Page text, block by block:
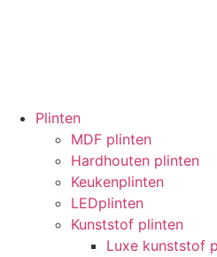
Plinten
MDF plinten
Hardhouten plinten
Keukenplinten
LEDplinten
Kunststof plinten
Luxe kunststof